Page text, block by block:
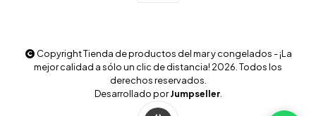
Copyright Tienda de productos del mar y congelados - ¡La
mejor calidad a sólo un clic de distancia! 2026. Todos los
derechos reservados.
Desarrollado porJumpseller.